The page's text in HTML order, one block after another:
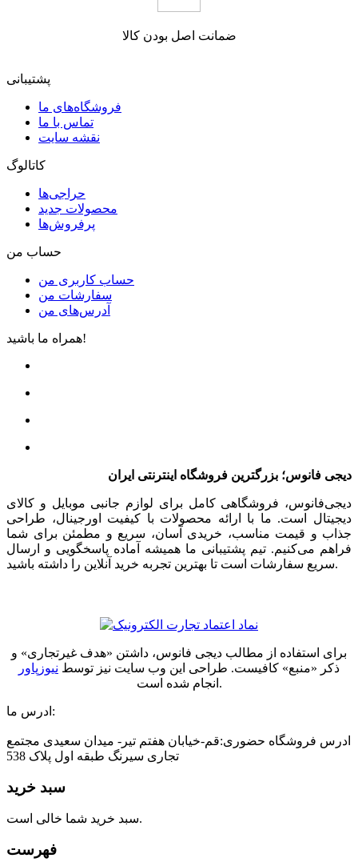
ضمانت اصل بودن کالا
پشتیبانی
فروشگاه‌های ما
تماس با ما
نقشه سایت
کاتالوگ
حراجی‌ها
محصولات جدید
پرفروش‌ها
حساب من
حساب کاربری من
سفارشات من
آدرس‌های من
همراه ما باشید!
دیجی فانوس؛ بزرگترین فروشگاه اینترنتی ایران
دیجی‌فانوس، فروشگاهی کامل برای لوازم جانبی موبایل و کالای
دیجیتال است. ما با ارائه محصولات با کیفیت اورجینال، طراحی
جذاب و قیمت مناسب، خریدی آسان، سریع و مطمئن برای شما
فراهم می‌کنیم. تیم پشتیبانی ما همیشه آماده پاسخگویی و ارسال
سریع سفارشات است تا بهترین تجربه خرید آنلاین را داشته باشید.
برای استفاده از مطالب دیجی فانوس، داشتن «هدف غیرتجاری» و
ذکر «منبع» کافیست. طراحی این وب سایت نیز توسط نیوزپاور
انجام شده است.
ادرس ما:
ادرس فروشگاه حضوری:قم-خیابان هفتم تیر- میدان سعیدی مجتمع
تجاری سیرنگ طبقه اول پلاک 538
سبد خرید
سبد خرید شما خالی است.
فهرست